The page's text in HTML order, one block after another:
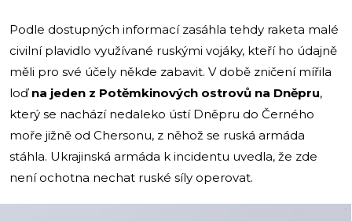
Podle dostupných informací zasáhla tehdy raketa malé
civilní plavidlo využívané ruskými vojáky, kteří ho údajně
měli pro své účely někde zabavit. V době zničení mířila
loď na jeden z Potěmkinových ostrovů na Dněpru,
který se nachází nedaleko ústí Dněpru do Černého
moře jižně od Chersonu, z něhož se ruská armáda
stáhla. Ukrajinská armáda k incidentu uvedla, že zde
není ochotna nechat ruské síly operovat.